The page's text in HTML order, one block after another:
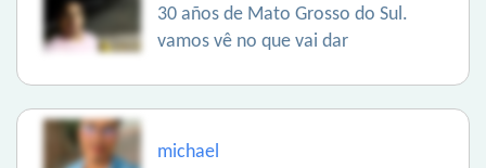
30 años de Mato Grosso do Sul.
vamos vê no que vai dar
michael